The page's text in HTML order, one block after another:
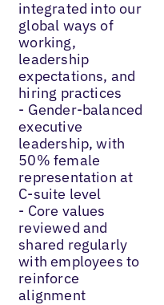
integrated into our
global ways of
working,
leadership
expectations, and
hiring practices
- Gender-balanced
executive
leadership, with
50% female
representation at
C-suite level
- Core values
reviewed and
shared regularly
with employees to
reinforce
alignment